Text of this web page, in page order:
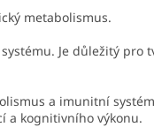
metabolismus.
Je důležitý pro
a imunitní
a kognitivního výkonu.